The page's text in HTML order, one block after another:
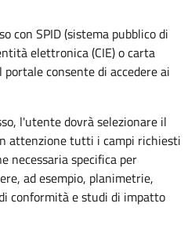
con SPID (sistema pubblico di
elettronica (CIE) o carta
portale consente di accedere ai
l'utente dovrà selezionare il
attenzione tutti i campi richiesti
necessaria specifica per
ad esempio, planimetrie,
conformità e studi di impatto